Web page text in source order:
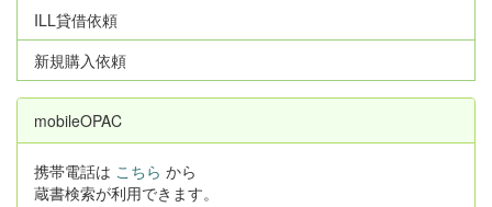
ILL貸借依頼
新規購入依頼
mobileOPAC
携帯電話は こちら から
蔵書検索が利用できます。